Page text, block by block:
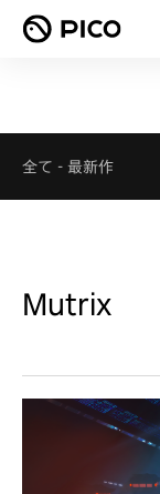
全て - 最新作
Mutrix